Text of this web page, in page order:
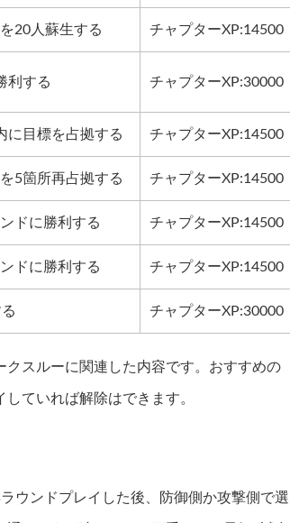
20人蘇生する チャプターXP:14500
利する チャプターXP:30000
に目標を占拠する チャプターXP:14500
5箇所再占拠する チャプターXP:14500
ドに勝利する チャプターXP:14500
ドに勝利する チャプターXP:14500
チャプターXP:30000
スルーに関連した内容です。おすすめの
ていれば解除はできます。
ウンドプレイした後、防御側か攻撃側で選